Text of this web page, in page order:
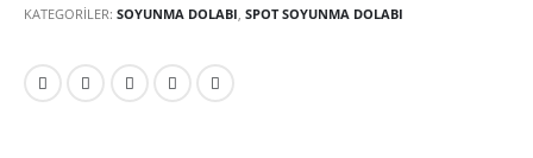
KATEGORILER: SOYUNMA DOLABI SPOT SOYUNMA DOLABI